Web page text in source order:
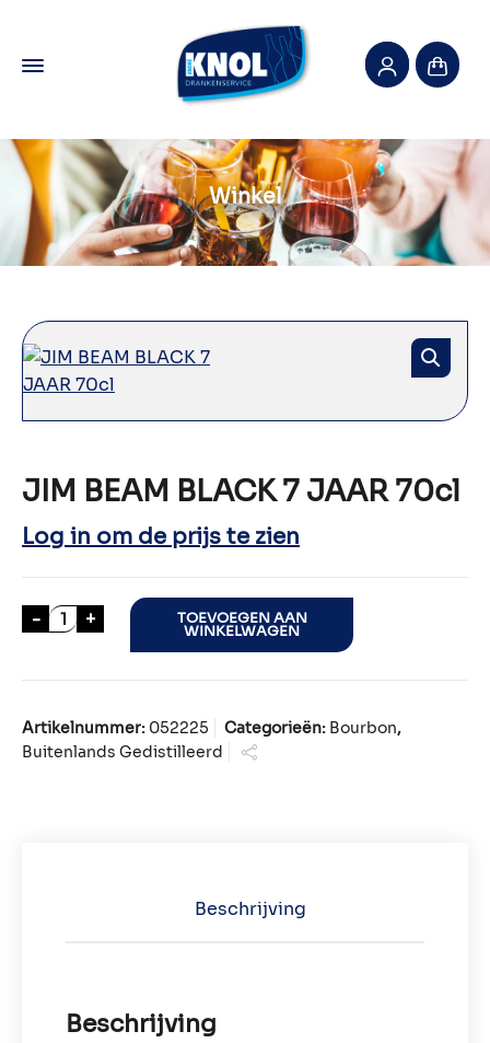
Winkel
JIM BEAM BLACK 7 JAAR 70cl
Log in om de prijs te zien
- JIM BEAM BLACK 7 JAAR 70cl aantal
+ TOEVOEGEN AAN
WINKELWAGEN
Artikelnummer: 052225 Categorieën: Bourbon,
Buitenlands Gedistilleerd
Beschrijving
Beschrijving